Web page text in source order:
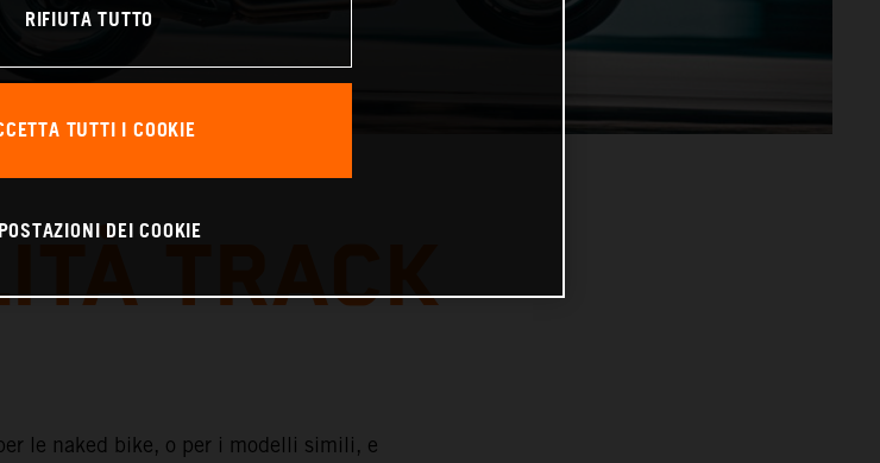
TRACK
le naked bike, o per i modelli simili, e
RIFIUTA TUTTO
TUTTI I COOKIE
DEI COOKIE